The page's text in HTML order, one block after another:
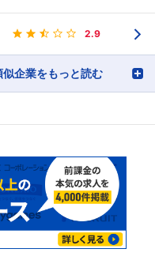
2.9
企業をもっと読む